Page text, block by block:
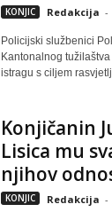
KONJIC Redakcija -
Policijski službenici
Kantonalnog
istragu s ciljem
Konjičanin
Lisica mu
njihov
KONJIC Redakcija -